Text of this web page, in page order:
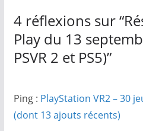
4 réflexions sur “
Play du 13
PSVR 2 et PS5)”
Ping : PlayStation VR2 – 30
(dont 13 ajouts récents)